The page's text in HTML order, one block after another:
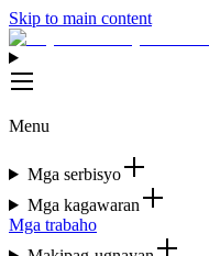
Skip to main content
Menu
Mga serbisyo
Mga kagawaran
Mga trabaho